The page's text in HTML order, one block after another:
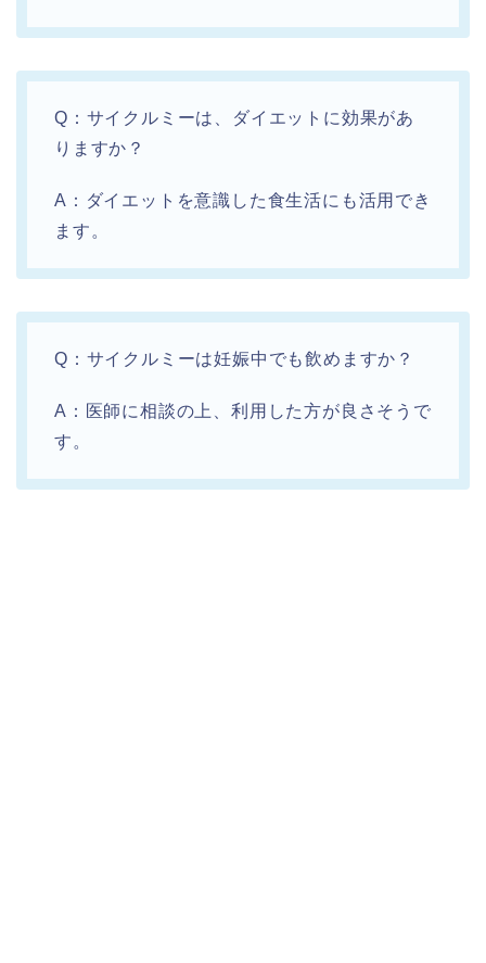
Q：サイクルミーは、ダイエットに効果があ
りますか？
A：ダイエットを意識した食生活にも活用でき
ます。
Q：サイクルミーは妊娠中でも飲めますか？
A：医師に相談の上、利用した方が良さそうで
す。